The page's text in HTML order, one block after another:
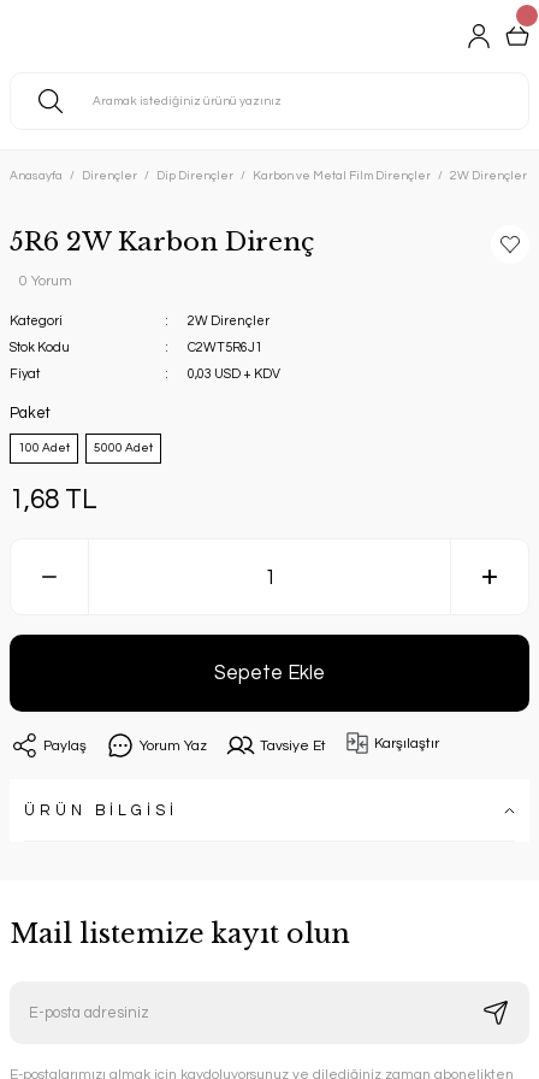
Anasayfa Dirençler Dip Dirençler Karbon ve Metal Film Dirençler 2W Dirençler
5R6 2W Karbon Direnç
0 Yorum
Kategori
2W Dirençler
Stok Kodu
C2WT5R6J1
Fiyat
0,03 USD + KDV
Paket
100 Adet 5000 Adet
1,68 TL
Sepete Ekle
Paylaş Yorum Yaz Tavsiye Et Karşılaştır
ÜRÜN BİLGİSİ
Mail listemize kayıt olun
E-postalarımızı almak için kaydoluyorsunuz ve dilediğiniz zaman abonelikten